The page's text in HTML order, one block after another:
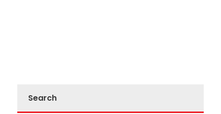
Search